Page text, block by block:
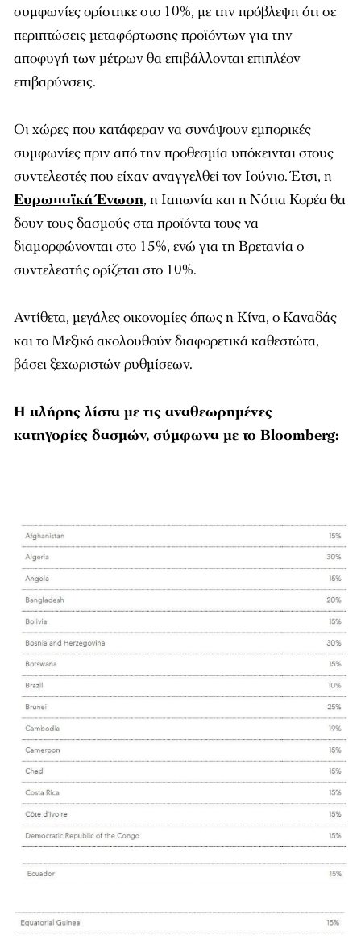
συμφωνίες ορίστηκε στο 10%, με την πρόβλεψη ότι σε
περιπτώσεις μεταφόρτωσης προϊόντων για την
αποφυγή των μέτρων θα επιβάλλονται επιπλέον
επιβαρύνσεις.
Οι χώρες που κατάφεραν να συνάψουν εμπορικές
συμφωνίες πριν από την προθεσμία υπόκεινται στους
συντελεστές που είχαν αναγγελθεί τον Ιούνιο. Έτσι, η
Ευρωπαϊκή Ένωση, η Ιαπωνία και η Νότια Κορέα θα
δουν τους δασμούς στα προϊόντα τους να
διαμορφώνονται στο 15%, ενώ για τη Βρετανία ο
συντελεστής ορίζεται στο 10%.
Αντίθετα, μεγάλες οικονομίες όπως η Κίνα, ο Καναδάς
και το Μεξικό ακολουθούν διαφορετικά καθεστώτα,
βάσει ξεχωριστών ρυθμίσεων.
Η πλήρης λίστα με τις αναθεωρημένες
κατηγορίες δασμών, σύμφωνα με το Bloomberg: